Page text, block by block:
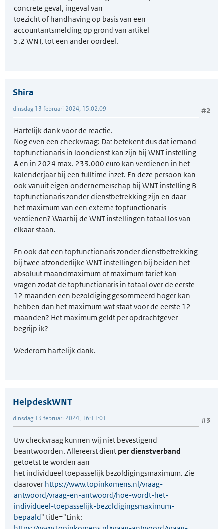
concrete geval, ingeval van
toezicht of handhaving op basis van een
accountantsmelding op grond van artikel
5.2 WNT, tot een ander oordeel.
Shira
#2
dinsdag 13 februari 2024, 15:02:09
Hartelijk dank voor de reactie.
Nog even een checkvraag: Dat betekent dus dat iemand
topfunctionaris in loondienst kan zijn bij WNT instelling
A en in 2024 max. 233.000 euro kan verdienen in het
kalenderjaar bij een fulltime inzet. En deze persoon kan
ook vanuit eigen ondernemerschap bij WNT instelling B
topfunctionaris zonder dienstbetrekking zijn en daar
het maximum van een externe topfunctionaris
verdienen? Waarbij de WNT instellingen totaal los van
elkaar staan.
En ook dat een topfunctionaris zonder dienstbetrekking
bij twee afzonderlijke WNT instellingen bij beiden het
absoluut maandmaximum of maximum tarief kan
vragen zodat de topfunctionaris in totaal over de eerste
12 maanden een bezoldiging gesommeerd hoger kan
hebben dan het maximum wat staat voor de eerste 12
maanden? Het maximum geldt per opdrachtgever
begrijp ik?
Wederom hartelijk dank.
HelpdeskWNT
#3
dinsdag 13 februari 2024, 16:11:01
Uw checkvraag kunnen wij niet bevestigend
beantwoorden. Allereerst dient per dienstverband
getoetst te worden aan
het individueel toepasselijk bezoldigingsmaximum. Zie
daarover https://www.topinkomens.nl/vraag-
antwoord/vraag-en-antwoord/hoe-wordt-het-
individueel-toepasselijk-bezoldigingsmaximum-
bepaald" title="Link: